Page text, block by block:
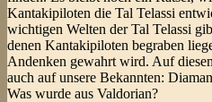
Kantakipiloten die Tal Telassi
wichtigen Welten der Tal Telassi
denen Kantakipiloten begraben
Andenken gewahrt wird. Auf
auch auf unsere Bekannten:
Was wurde aus Valdorian?